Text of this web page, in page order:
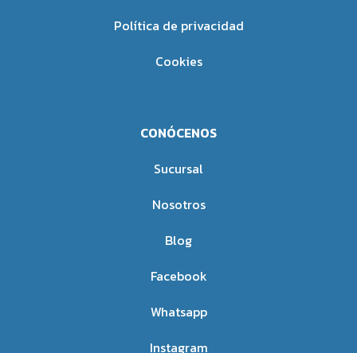
Política de privacidad
Cookies
CONÓCENOS
Sucursal
Nosotros
Blog
Facebook
Whatsapp
Instagram